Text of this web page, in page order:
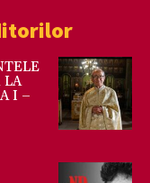
LA
I –